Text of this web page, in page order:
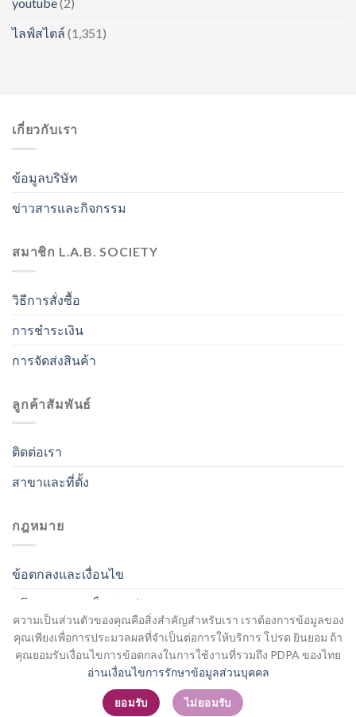
ความเป็นส่วนตัวของคุณคือสิ่งสำคัญสำหรับเรา เราต้องการข้อมูลของ
คุณเพียงเพื่อการประมวลผลที่จำเป็นต่อการให้บริการ โปรด ยินยอม ถ้า
คุณยอมรับเงื่อนไขการข้อตกลงในการใช้งานที่รวมถึง PDPA ของไทย
อ่านเงื่อนไขการรักษาข้อมูลส่วนบุคคล
ยอมรับ ไม่ยอมรับ
youtube(2)
ไลฟ์สไตล์ (1,351)
เกี่ยวกับเรา
ข้อมูลบริษัท
ข่าวสารและกิจกรรม
สมาชิก L.A.B. SOCIETY
วิธีการสั่งซื้อ
การชำระเงิน
การจัดส่งสินค้า
ลูกค้าสัมพันธ์
ติดต่อเรา
สาขาและที่ตั้ง
กฎหมาย
ข้อตกลงและเงื่อนไข
นโยบายความเป็นส่วนตัว
สมัครสมาชิก / เข้าสู่ระบบ